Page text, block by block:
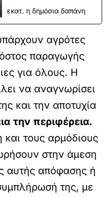
εκατ. η δημόσια δαπάνη
αγρότες
παραγωγής
για όλους. Η
να αναγνωρίσει
και την αποτυχία
την περιφέρεια.
τους αρμόδιους
στην άμεση
αυτής απόφασης ή
της, με